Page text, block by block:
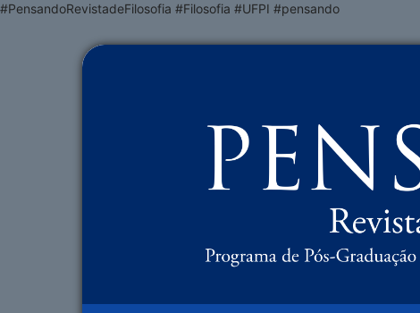
#PensandoRevistadeFilosofia #Filosofia #UFPI #pensando